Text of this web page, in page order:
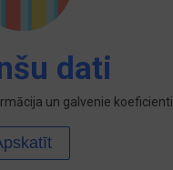
dati
un galvenie koeficienti